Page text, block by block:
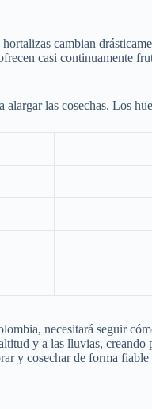
cambian
casi continuamente
las cosechas. Los
necesitará seguir
y a las lluvias,
y cosechar de forma